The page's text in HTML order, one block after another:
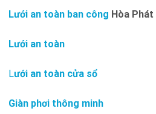
Lưới an toàn ban công Hòa Phát
Lưới an toàn
Lưới an toàn cửa sổ
Giàn phơi thông minh